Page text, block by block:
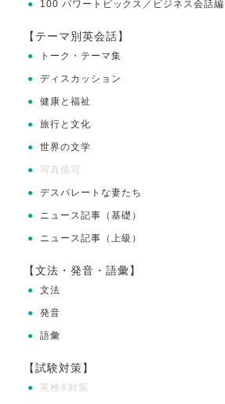
● 100 パワートピックス／ビジネス会話
【テーマ別英会話】
● トーク・テーマ集
● ディスカッション
● 健康と福祉
● 旅行と文化
● 世界の文学
● 写真描写
● デスパレートな妻たち
● ニュース記事（基礎）
● ニュース記事（上級）
【文法・発音・語彙】
● 文法
● 発音
● 語彙
【試験対策】
● 英検®対策